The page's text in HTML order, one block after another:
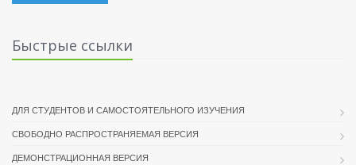
Быстрые ссылки
ДЛЯ СТУДЕНТОВ И САМОСТОЯТЕЛЬНОГО ИЗУЧЕНИЯ
СВОБОДНО РАСПРОСТРАНЯЕМАЯ ВЕРСИЯ
ДЕМОНСТРАЦИОННАЯ ВЕРСИЯ